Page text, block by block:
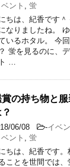
ント
蛍
ちは、紀香です
なりましたね。
いるホタル。 今
蛍を見るのに、
…
の持ち物と
06/08 -イベ
ント
蛍
ちは、紀香です
ことを世間では